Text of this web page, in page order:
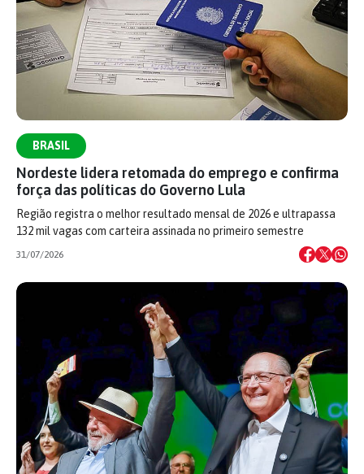
BRASIL
Nordeste lidera retomada do emprego e confirma
força das políticas do Governo Lula
Região registra o melhor resultado mensal de 2026 e ultrapassa
132 mil vagas com carteira assinada no primeiro semestre
31/07/2026